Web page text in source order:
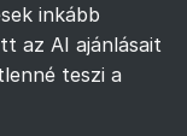
inkább
az AI ajánlásait
teszi a